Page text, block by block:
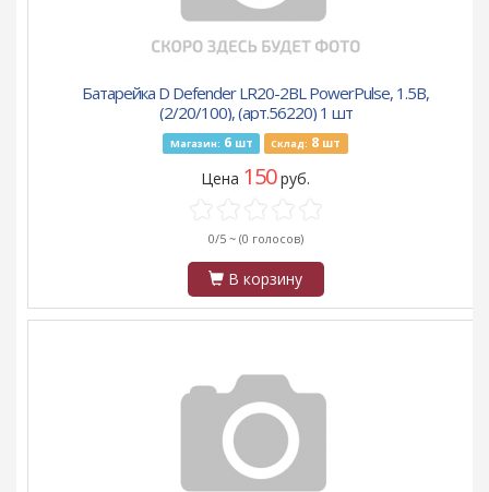
Батарейка D Defender LR20-2BL PowerPulse, 1.5B,
(2/20/100), (арт.56220) 1 шт
Магазин: 6шт Склад: 8 шт
Цена 150руб.
0/5 ~ (0 голосов)
В корзину